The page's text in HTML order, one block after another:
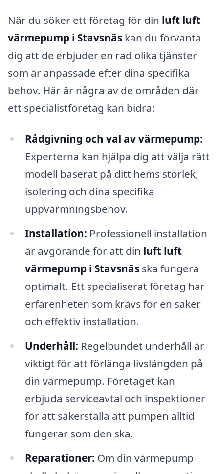
När du söker ett företag för din luft luft
värmepump i Stavsnäs kan du förvänta
dig att de erbjuder en rad olika tjänster
som är anpassade efter dina specifika
behov. Här är några av de områden där
ett specialistföretag kan bidra:
Rådgivning och val av värmepump:
Experterna kan hjälpa dig att välja rätt
modell baserat på ditt hems storlek,
isolering och dina specifika
uppvärmningsbehov.
Installation: Professionell installation
är avgörande för att din luft luft
värmepump i Stavsnässka fungera
optimalt. Ett specialiserat företag har
erfarenheten som krävs för en säker
och effektiv installation.
Underhåll: Regelbundet underhåll är
viktigt för att förlänga livslängden på
din värmepump. Företaget kan
erbjuda serviceavtal och inspektioner
för att säkerställa att pumpen alltid
fungerar som den ska.
Reparationer: Om din värmepump